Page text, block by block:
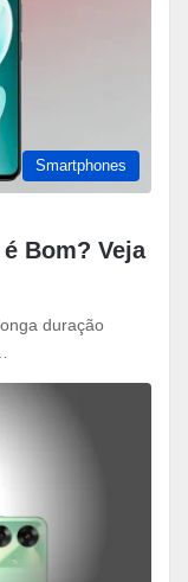
Smartphones
Bom? Veja
duração